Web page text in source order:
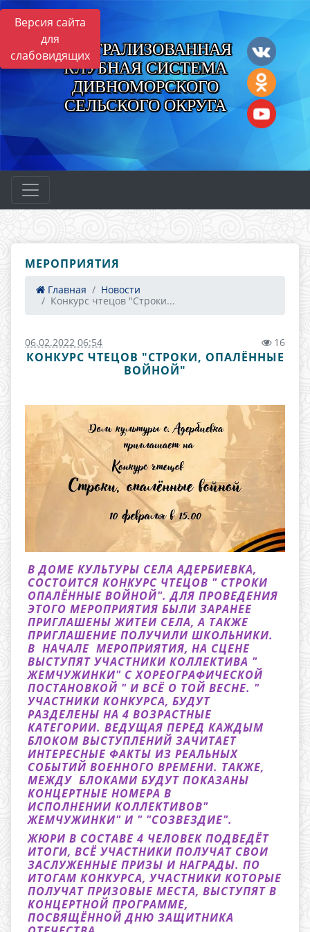
Версия сайта
для
слабовидящихЦЕНТРАЛИЗОВАННАЯ
КЛУБНАЯ СИСТЕМА
ДИВНОМОРСКОГО
СЕЛЬСКОГО ОКРУГА
МЕРОПРИЯТИЯ
Главная
Новости
Конкурс чтецов "Строки...
06.02.2022 06:54 16
КОНКУРС ЧТЕЦОВ "СТРОКИ, ОПАЛЁННЫЕ
ВОЙНОЙ"
В ДОМЕ КУЛЬТУРЫ СЕЛА АДЕРБИЕВКА,
СОСТОИТСЯ КОНКУРС ЧТЕЦОВ " СТРОКИ
ОПАЛЁННЫЕ ВОЙНОЙ". ДЛЯ ПРОВЕДЕНИЯ
ЭТОГО МЕРОПРИЯТИЯ БЫЛИ ЗАРАНЕЕ
ПРИГЛАШЕНЫ ЖИТЕИ СЕЛА, А ТАКЖЕ
ПРИГЛАШЕНИЕ ПОЛУЧИЛИ ШКОЛЬНИКИ.
В НАЧАЛЕ МЕРОПРИЯТИЯ, НА СЦЕНЕ
ВЫСТУПЯТ УЧАСТНИКИ КОЛЛЕКТИВА "
ЖЕМЧУЖИНКИ" С ХОРЕОГРАФИЧЕСКОЙ
ПОСТАНОВКОЙ " И ВСЁ О ТОЙ ВЕСНЕ. "
УЧАСТНИКИ КОНКУРСА, БУДУТ
РАЗДЕЛЕНЫ НА 4 ВОЗРАСТНЫЕ
КАТЕГОРИИ. ВЕДУЩАЯ ПЕРЕД КАЖДЫМ
БЛОКОМ ВЫСТУПЛЕНИЙ ЗАЧИТАЕТ
ИНТЕРЕСНЫЕ ФАКТЫ ИЗ РЕАЛЬНЫХ
СОБЫТИЙ ВОЕННОГО ВРЕМЕНИ. ТАКЖЕ,
МЕЖДУ БЛОКАМИ БУДУТ ПОКАЗАНЫ
КОНЦЕРТНЫЕ НОМЕРА В
ИСПОЛНЕНИИ КОЛЛЕКТИВОВ"
ЖЕМЧУЖИНКИ" И " "СОЗВЕЗДИЕ".
ЖЮРИ В СОСТАВЕ 4 ЧЕЛОВЕК ПОДВЕДЁТ
ИТОГИ, ВСЁ УЧАСТНИКИ ПОЛУЧАТ СВОИ
ЗАСЛУЖЕННЫЕ ПРИЗЫ И НАГРАДЫ. ПО
ИТОГАМ КОНКУРСА, УЧАСТНИКИ КОТОРЫЕ
ПОЛУЧАТ ПРИЗОВЫЕ МЕСТА, ВЫСТУПЯТ В
КОНЦЕРТНОЙ ПРОГРАММЕ,
ПОСВЯЩЁННОЙ ДНЮ ЗАЩИТНИКА